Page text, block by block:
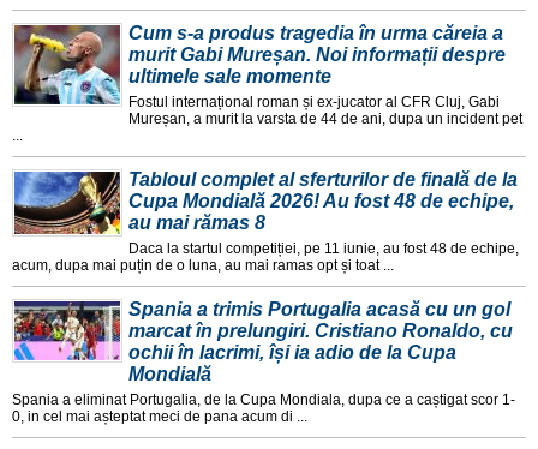
Cum s-a produs tragedia în urma căreia a
murit Gabi Mureșan. Noi informații despre
ultimele sale momente
Fostul internațional roman și ex-jucator al CFR Cluj, Gabi
Mureșan, a murit la varsta de 44 de ani, dupa un incident pet
...
Tabloul complet al sferturilor de finală de la
Cupa Mondială 2026! Au fost 48 de echipe,
au mai rămas 8
Daca la startul competiției, pe 11 iunie, au fost 48 de echipe,
acum, dupa mai puțin de o luna, au mai ramas opt și toat ...
Spania a trimis Portugalia acasă cu un gol
marcat în prelungiri. Cristiano Ronaldo, cu
ochii în lacrimi, își ia adio de la Cupa
Mondială
Spania a eliminat Portugalia, de la Cupa Mondiala, dupa ce a caștigat scor 1-
0, in cel mai așteptat meci de pana acum di ...